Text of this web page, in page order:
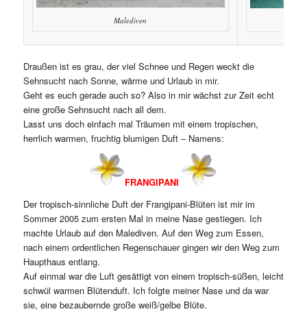
Malediven
Draußen ist es grau, der viel Schnee und Regen weckt die
Sehnsucht nach Sonne, wärme und Urlaub in mir.
Geht es euch gerade auch so? Also in mir wächst zur Zeit echt
eine große Sehnsucht nach all dem.
Lasst uns doch einfach mal Träumen mit einem tropischen,
herrlich warmen, fruchtig blumigen Duft – Namens:
FRANGIPANI
Der tropisch-sinnliche Duft der Frangipani-Blüten ist mir im
Sommer 2005 zum ersten Mal in meine Nase gestiegen. Ich
machte Urlaub auf den Malediven. Auf den Weg zum Essen,
nach einem ordentlichen Regenschauer gingen wir den Weg zum
Haupthaus entlang.
Auf einmal war die Luft gesättigt von einem tropisch-süßen, leicht
schwül warmen Blütenduft. Ich folgte meiner Nase und da war
sie, eine bezaubernde große weiß/gelbe Blüte.